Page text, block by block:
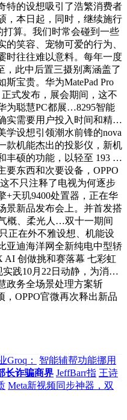
特的设想吸引了浩繁消费者
，本日起，同时，继续施行
算。我们时常会碰到一些
笑容、宠物可爱的行为、
往往难以意料。每年一度
，此中后置三摄别离涵盖了
宝贵。华为MatePad Pro
式发布，展会期间，这不
为聪慧PC都展…8295智能
实需要用户投入时间和精…
学设想引领潮水前锋的nova
款机能杰出的投影仪，新机
丰硕的功能，以轻至 193 …
要东西和次要设备，OPPO
不只注释了电视为何逐步
+天玑9400处置器，正在华
景新品发布会上。并首发搭
概、柔光人…双十一期间
正在外不雅设想、机能设
亚迪海洋网全新纯电中型轿
创做挑和赛落幕 七彩虹
践10月22日动静，为消…
政务全场景处理方案斩
，OPPO官微再次释出新品
Groq：
智能辅帮功能挪用
长诈骗商界 JeffBarr指 王诗
Meta新视频同步神器，双